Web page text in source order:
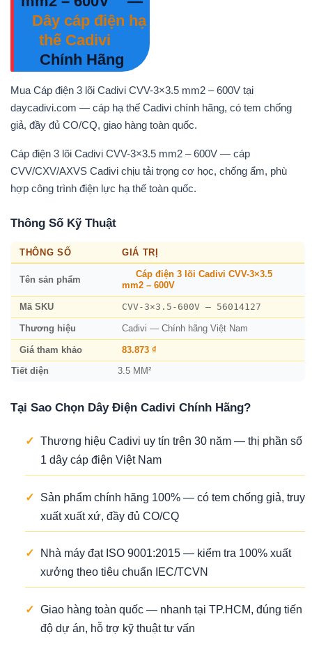
Dây cáp điện hạ
thế Cadivi
Chính Hãng
Mua Cáp điện 3 lõi Cadivi CVV-3×3.5 mm2 – 600V tại
daycadivi.com — cáp hạ thế Cadivi chính hãng, có tem chống
giả, đầy đủ CO/CQ, giao hàng toàn quốc.
Cáp điện 3 lõi Cadivi CVV-3×3.5 mm2 – 600V — cáp
CVV/CXV/AXVS Cadivi chịu tải trọng cơ học, chống ẩm, phù
hợp công trình điện lực hạ thế toàn quốc.
Thông Số Kỹ Thuật
THÔNG SỐ GIÁ TRỊ
Tên sản phẩm
Cáp điện 3 lõi Cadivi CVV-3×3.5
mm2 – 600V
Mã SKU CVV-3×3.5-600V – 56014127
Thương hiệu Cadivi — Chính hãng Việt Nam
Giá tham khảo 83.873 ₫
Tiết diện 3.5 MM²
Tại Sao Chọn Dây Điện Cadivi Chính Hãng?
✓ Thương hiệu Cadivi uy tín trên 30 năm — thị phần số
1 dây cáp điện Việt Nam
✓
Sản phẩm chính hãng 100% — có tem chống giả, truy
xuất xuất xứ, đầy đủ CO/CQ
✓
Nhà máy đạt ISO 9001:2015 — kiểm tra 100% xuất
xưởng theo tiêu chuẩn IEC/TCVN
✓ Giao hàng toàn quốc — nhanh tại TP.HCM, đúng tiến
độ dự án, hỗ trợ kỹ thuật tư vấn